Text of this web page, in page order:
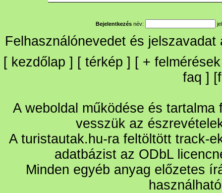
Bejelentkezés név:
Felhasználónevedet és
[ kezdőlap ] [ térkép ] [ + felmérések
faq ] [
A weboldal működése és
vesszük az
A turistautak.hu-ra feltöltött track-
adatbázist az ODbL
Minden egyéb anyag előzetes